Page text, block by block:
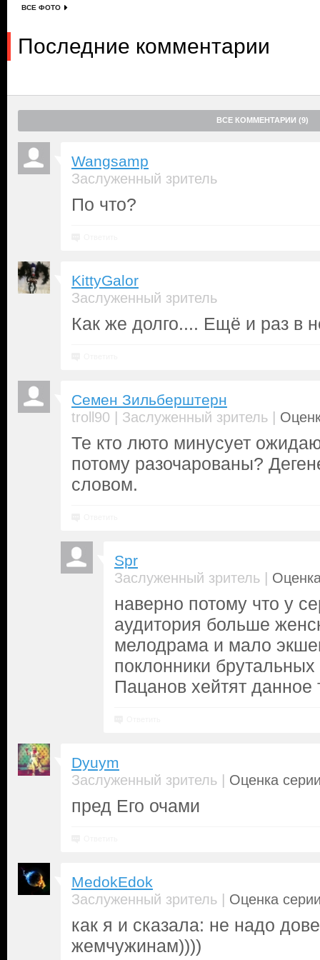
ВСЕ ФОТО
Последние комментарии
ВСЕ КОММЕНТАРИИ (9)
Wangsamp
Заслуженный зритель
По что?
KittyGalor
Заслуженный зритель
Как же долго.... Ещё и раз в
Семен Зильберштерн
troll90 | Заслуженный зритель |
Те кто люто минусует
потому разочарованы?
словом.
Spr
Заслуженный зритель |
наверно потому что у
аудитория больше
мелодрама и мало
поклонники
Пацанов хейтят данное
Dyuym
Заслуженный зритель | Оценка
пред Его очами
MedokEdok
Заслуженный зритель | Оценка
как я и сказала: не надо
жемчужинам))))